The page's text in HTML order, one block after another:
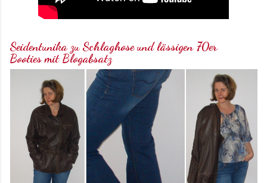
Seidentunika zu Schlaghose und lässigen 70er
Booties mit Blogabsatz